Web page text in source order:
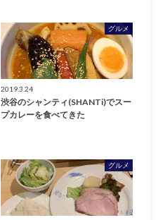
グルメ
2019.3.24
渋谷のシャンティ(SHANTi)でスー
プカレーを食べてきた
グルメ